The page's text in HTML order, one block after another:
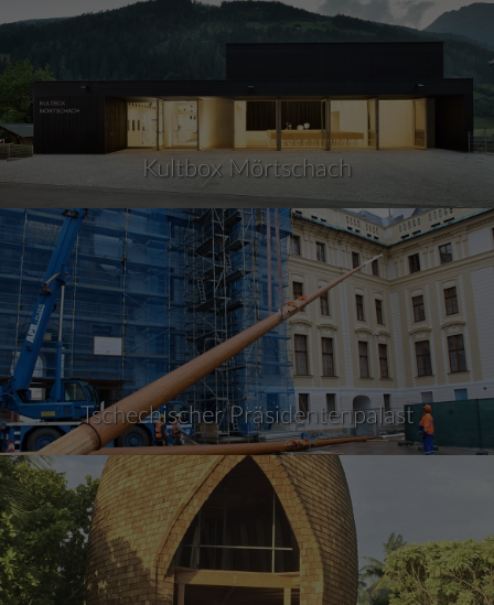
Kultbox Mörtschach
Tschechischer Präsidentenpalast